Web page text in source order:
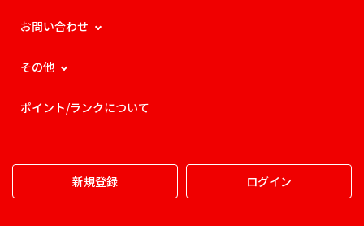
お問い合わせ
その他
ポイント/ランクについて
新規登録 ログイン